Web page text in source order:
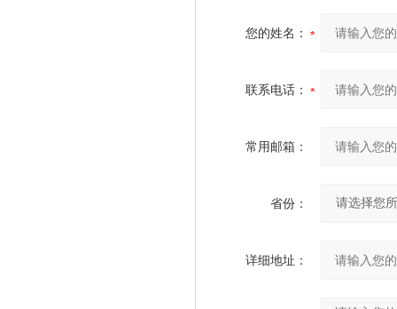
您的姓名：
联系电话：
常用邮箱：
省份：
详细地址：